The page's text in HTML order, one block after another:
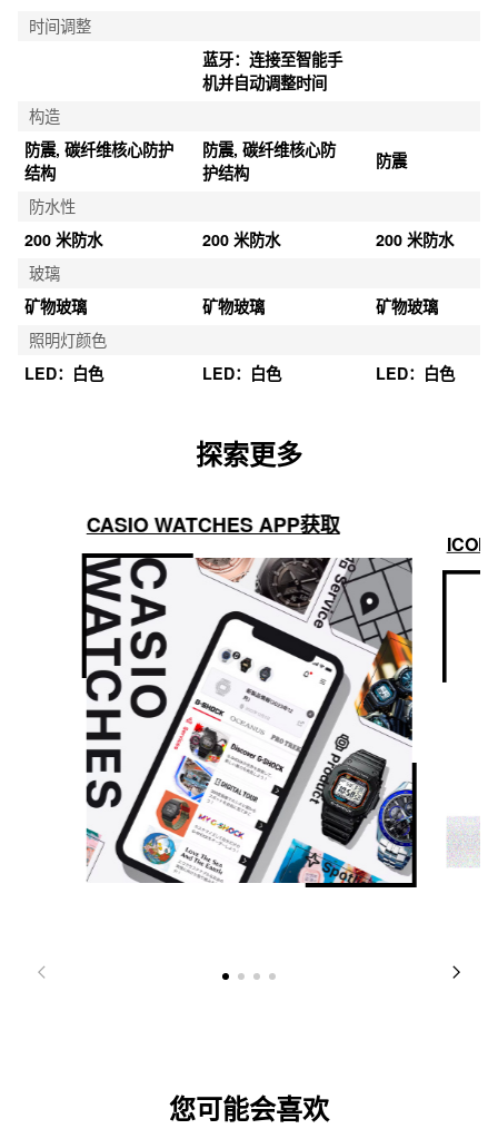
时间调整
蓝牙：连接至智能手
机并自动调整时间
构造
防震, 碳纤维核心防护
结构
防震, 碳纤维核心防
护结构
防震
防水性
200 米防水
200 米防水
200 米防水
玻璃
矿物玻璃
矿物玻璃
矿物玻璃
照明灯颜色
LED：白色
LED：白色 LED：白色
探索更多
CASIO WATCHES APP获取
您可能会喜欢